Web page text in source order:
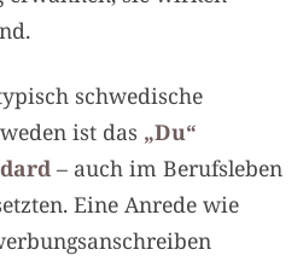
schwedische
ist das „Du“
– auch im Berufsleben
Eine Anrede wie